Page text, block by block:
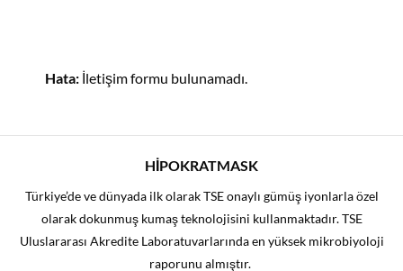
Hata: İletişim formu bulunamadı.
HİPOKRATMASK
Türkiye’de ve dünyada ilk olarak TSE onaylı gümüş iyonlarla özel
olarak dokunmuş kumaş teknolojisini kullanmaktadır. TSE
Uluslararası Akredite Laboratuvarlarında en yüksek mikrobiyoloji
raporunu almıştır.